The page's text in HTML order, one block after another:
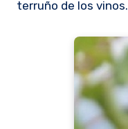
terruño de los vinos.